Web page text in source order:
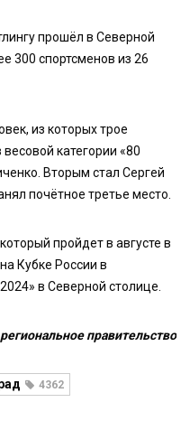
прошёл в Северной
300 спортсменов из 26
из которых трое
категории «80
Вторым стал Сергей
почётное третье место.
пройдет в августе в
Кубке России в
в Северной столице.
правительство
4362